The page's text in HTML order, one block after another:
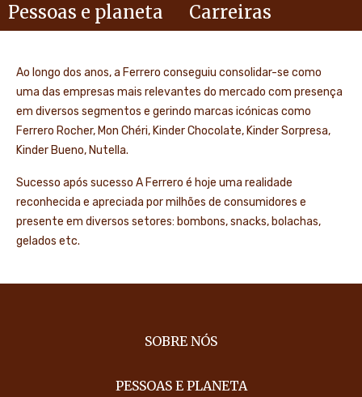
Pessoas e planeta Carreiras
Ao longo dos anos, a Ferrero conseguiu consolidar-se como
uma das empresas mais relevantes do mercado com presença
em diversos segmentos e gerindo marcas icónicas como
Ferrero Rocher, Mon Chéri, Kinder Chocolate, Kinder Sorpresa,
Kinder Bueno, Nutella.
Sucesso após sucesso A Ferrero é hoje uma realidade
reconhecida e apreciada por milhões de consumidores e
presente em diversos setores: bombons, snacks, bolachas,
gelados etc.
SOBRE NÓS
PESSOAS E PLANETA